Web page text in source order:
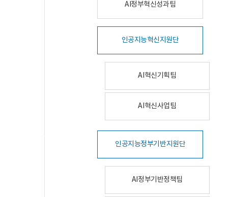
AI정부혁신성과팀
인공지능혁신지원단
AI혁신기획팀
AI혁신사업팀
인공지능정부기반지원단
AI정부기반정책팀